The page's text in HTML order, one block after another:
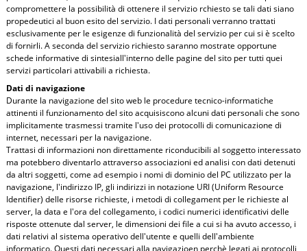
compromettere la possibilità di ottenere il servizio rchiesto se tali dati siano
propedeutici al buon esito del servizio. I dati personali verranno trattati
esclusivamente per le esigenze di funzionalità del servizio per cui si è scelto
di fornirli. A seconda del servizio richiesto saranno mostrate opportune
schede informative di sintesiall'interno delle pagine del sito per tutti quei
servizi particolari attivabili a richiesta.
Dati di navigazione
Durante la navigazione del sito web le procedure tecnico-informatiche
attinenti il funzionamento del sito acquisiscono alcuni dati personali che sono
implicitamente trasmessi tramite l'uso dei protocolli di comunicazione di
internet, necessari per la navigazione.
Trattasi di informazioni non direttamente riconducibili al soggetto interessato
ma potebbero diventarlo attraverso associazioni ed analisi con dati detenuti
da altri soggetti, come ad esempio i nomi di dominio del PC utilizzato per la
navigazione, l'indirizzo IP, gli indirizzi in notazione URI (Uniform Resource
Identifier) delle risorse richieste, i metodi di collegament per le richieste al
server, la data e l'ora del collegamento, i codici numerici identificativi delle
risposte ottenute dal server, le dimensioni dei file a cui si ha avuto accesso, i
dati relativi al sistema operativo dell'utente e quelli dell'ambiente
informatico. Questi dati necessari alla navigazioen perchè legati ai protocolli